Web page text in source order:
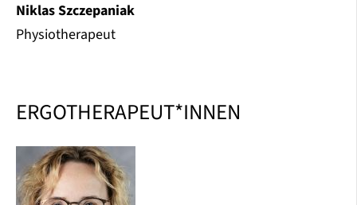
Niklas Szczepaniak
Physiotherapeut
ERGOTHERAPEUT*INNEN